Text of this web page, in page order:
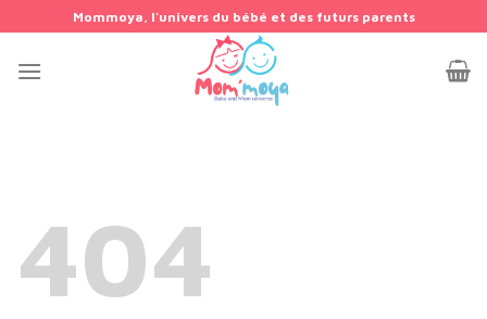
au
contenu
Mommoya, l'univers du bébé et des futurs parents
404